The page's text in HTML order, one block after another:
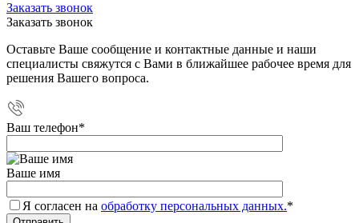
Заказать звонок
Заказать звонок
Оставьте Ваше сообщение и контактные данные и наши
специалисты свяжутся с Вами в ближайшее рабочее время для
решения Вашего вопроса.
Ваш телефон*
Ваше имя
Я согласен на обработку персональных данных.*